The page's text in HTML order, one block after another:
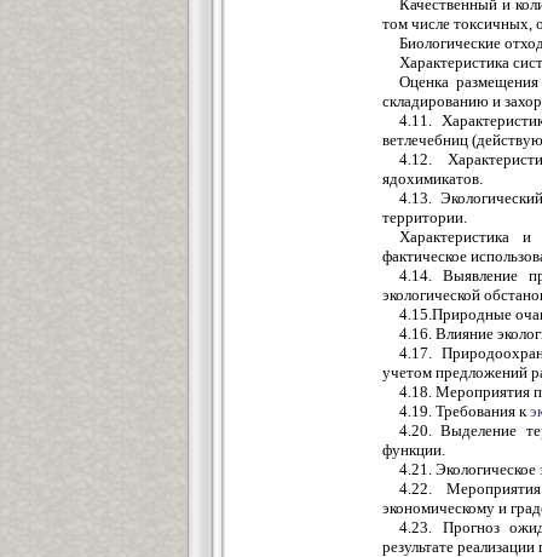
Качественный и
том числе токсичных,
Биологические
Характеристика
Оценка
складированию и
4.11.
ветлечебниц
4.12.
ядохимикатов.
4.13.
территории.
Характеристика
фактическое
4.14. Выявление
экологической
4.15.Природные
4.16. Влияние
4.17.
учетом предложений
4.18. Мероприятия
4.19. Требования к
4.20. Выделение
функции.
4.21. Экологическое
4.22.
экономическому и
4.23. Прогноз
результате